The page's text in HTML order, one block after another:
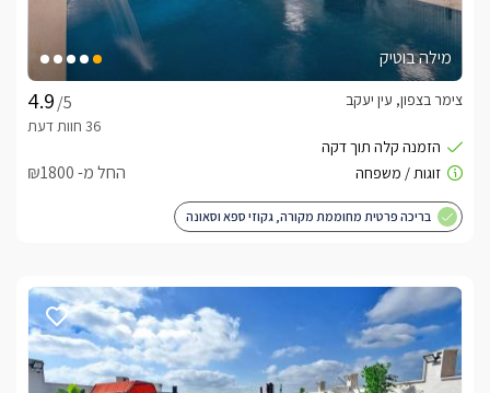
מילה בוטיק
/5
צימר בצפון, עין יעקב
החל מ- ₪1800
בריכה פרטית מחוממת מקורה, גקוזי ספא וסאונה